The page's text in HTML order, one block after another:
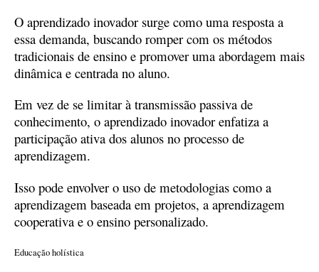
O aprendizado inovador surge como uma resposta a
essa demanda, buscando romper com os métodos
tradicionais de ensino e promover uma abordagem mais
dinâmica e centrada no aluno.
Em vez de se limitar à transmissão passiva de
conhecimento, o aprendizado inovador enfatiza a
participação ativa dos alunos no processo de
aprendizagem.
Isso pode envolver o uso de metodologias como a
aprendizagem baseada em projetos, a aprendizagem
cooperativa e o ensino personalizado.
Educação holística